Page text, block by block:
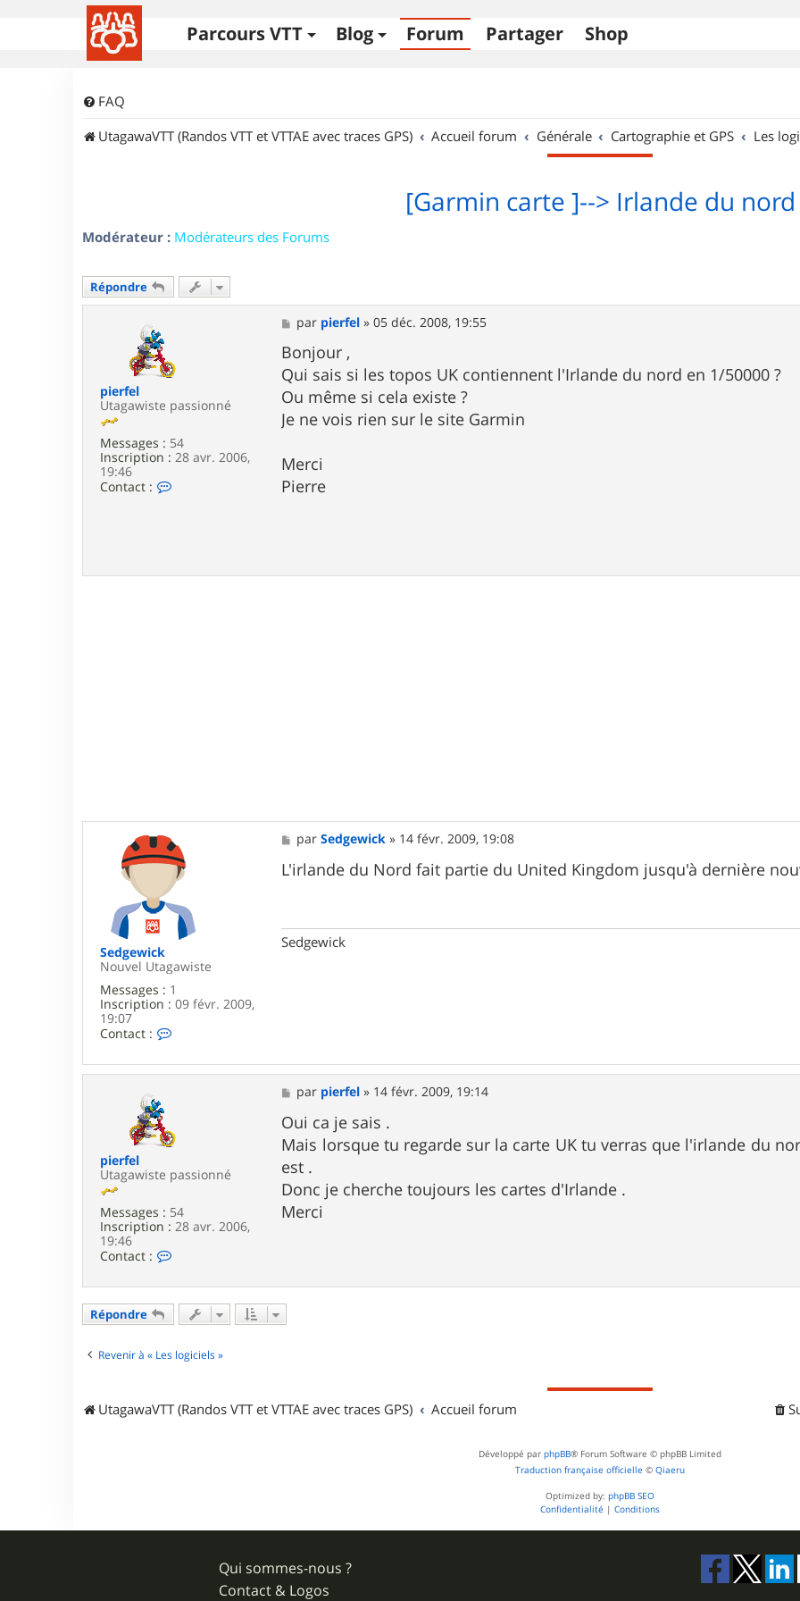
Parcours VTT Blog Forum Partager Shop
FAQ
UtagawaVTT (Randos VTT et VTTAE avec traces GPS)
Accueil forum Générale Cartographie et GPS Les
[Garmin carte ]--> Irlande du nord
Modérateur : Modérateurs des Forums
Répondre
pierfel
Utagawiste passionné
Messages : 54
Inscription : 28 avr. 2006,
19:46
Contact :
M
e
s
s
a
g
e
par pierfel »05 déc. 2008, 19:55
Bonjour ,
Qui sais si les topos UK contiennent l'Irlande du nord en 1/50000 ?
Ou même si cela existe ?
Je ne vois rien sur le site Garmin
Merci
Pierre
Sedgewick
Nouvel Utagawiste
Messages : 1
Inscription : 09 févr. 2009,
19:07
Contact :
n
t
e
r
e
e
w
M
e
s
s
parSedgewick » 14 févr. 2009, 19:08
L'irlande du Nord fait partie du United Kingdom jusqu'à dernière
Sedgewick
pierfel
Utagawiste passionné
Messages : 54
Inscription : 28 avr. 2006,
19:46
Contact :
c
e
e
M
e
s
s
a
g
e
par pierfel » 14 févr. 2009, 19:14
Oui ca je sais .
Mais lorsque tu regarde sur la carte UK tu verras que l'irlande du
est .
Donc je cherche toujours les cartes d'Irlande .
Merci
Répondre
Revenir à « Les logiciels »
UtagawaVTT (Randos VTT et VTTAE avec traces GPS) Accueil forum
Développé par phpBB® Forum Software © phpBB Limited
Traduction française officielle © Qiaeru
Optimized by: phpBB SEO
Confidentialité | Conditions
Qui sommes-nous ?
Contact & Logos